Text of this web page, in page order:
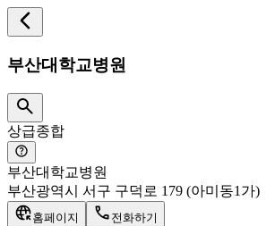
부산대학교병원
상급종합
부산대학교병원
부산광역시 서구 구덕로 179 (아미동1가)
홈페이지 전화하기